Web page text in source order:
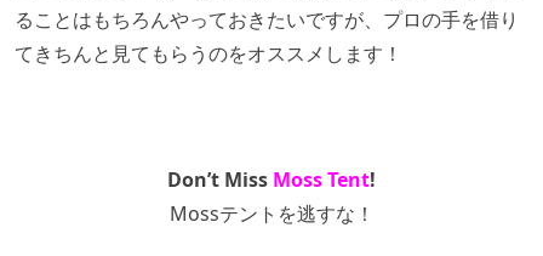
ることはもちろんやっておきたいですが、プロの手を借り
てきちんと見てもらうのをオススメします！
Don’t Miss Moss Tent!
Mossテントを逃すな！